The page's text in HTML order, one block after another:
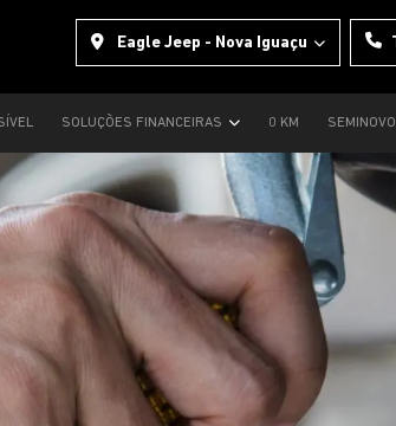
Eagle Jeep - Nova Iguaçu
SOLUÇÕES FINANCEIRAS 0 KM